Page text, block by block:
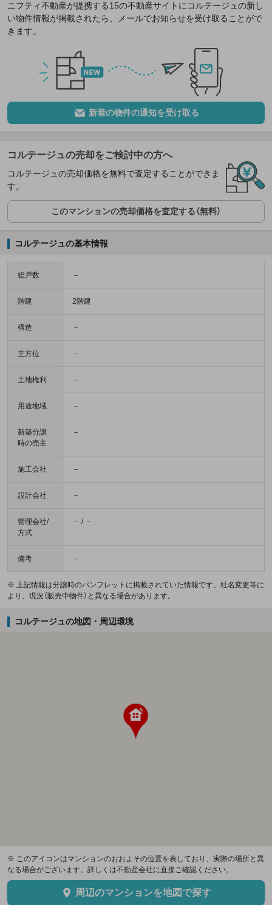
ニフティ不動産が提携する15の不動産サイトにコルテージュの新し
い物件情報が掲載されたら、メールでお知らせを受け取ることがで
きます。
新着の物件の通知を受け取る
コルテージュの売却をご検討中の方へ
コルテージュの売却価格を無料で査定することができま
す。
このマンションの売却価格を査定する（無料）
コルテージュの基本情報
総戸数 －
階建 2階建
構造 －
主方位 －
土地権利 －
用途地域 －
新築分譲
時の売主
－
施工会社 －
設計会社 －
管理会社/
方式
－ / －
備考 －
※ 上記情報は分譲時のパンフレットに掲載されていた情報です。社名変更等に
より、現況（販売中物件）と異なる場合があります。
コルテージュの地図・周辺環境
※ このアイコンはマンションのおおよその位置を表しており、実際の場所と異
なる場合がございます。詳しくは不動産会社に直接ご確認ください。
周辺のマンションを地図で探す